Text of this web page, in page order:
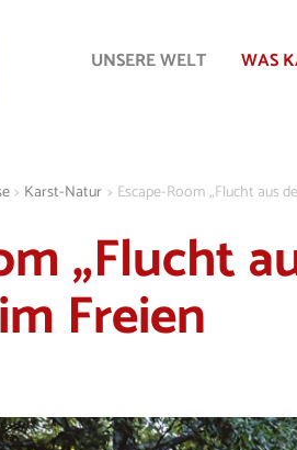
UNSERE WELT WAS
> Karst-Natur > Escape-Room „Flucht aus
„Flucht
Freien